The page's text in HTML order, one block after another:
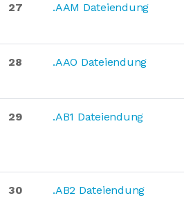
27 .AAM Dateiendung
28 .AAO Dateiendung
29 .AB1 Dateiendung
30 .AB2 Dateiendung